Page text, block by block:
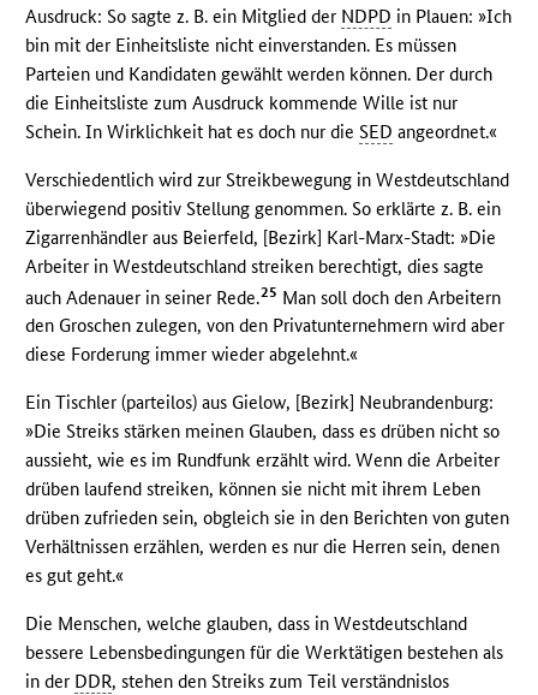
Ausdruck: So sagte z. B. ein Mitglied der NDPD in Plauen: »Ich
bin mit der Einheitsliste nicht einverstanden. Es müssen
Parteien und Kandidaten gewählt werden können. Der durch
die Einheitsliste zum Ausdruck kommende Wille ist nur
Schein. In Wirklichkeit hat es doch nur dieSED angeordnet.«
Verschiedentlich wird zur Streikbewegung in Westdeutschland
überwiegend positiv Stellung genommen. So erklärte z. B. ein
Zigarrenhändler aus Beierfeld, [Bezirk] Karl-Marx-Stadt: »Die
Arbeiter in Westdeutschland streiken berechtigt, dies sagte
auch Adenauer in seiner Rede.25 Man soll doch den Arbeitern
den Groschen zulegen, von den Privatunternehmern wird aber
diese Forderung immer wieder abgelehnt.«
Ein Tischler (parteilos) aus Gielow, [Bezirk] Neubrandenburg:
»Die Streiks stärken meinen Glauben, dass es drüben nicht so
aussieht, wie es im Rundfunk erzählt wird. Wenn die Arbeiter
drüben laufend streiken, können sie nicht mit ihrem Leben
drüben zufrieden sein, obgleich sie in den Berichten von guten
Verhältnissen erzählen, werden es nur die Herren sein, denen
es gut geht.«
Die Menschen, welche glauben, dass in Westdeutschland
bessere Lebensbedingungen für die Werktätigen bestehen als
in der DDR, stehen den Streiks zum Teil verständnislos